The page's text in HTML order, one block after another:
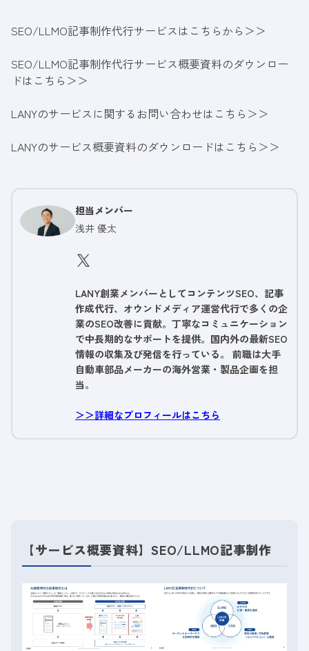
SEO/LLMO記事制作代行サービスはこちらから＞＞
SEO/LLMO記事制作代行サービス概要資料のダウンロー
ドはこちら＞＞
LANYのサービスに関するお問い合わせはこちら＞＞
LANYのサービス概要資料のダウンロードはこちら＞＞
担当メンバー
浅井 優太
LANY創業メンバーとしてコンテンツSEO、記事
作成代行、オウンドメディア運営代行で多くの企
業のSEO改善に貢献。丁寧なコミュニケーション
で中長期的なサポートを提供。国内外の最新SEO
情報の収集及び発信を行っている。 前職は大手
自動車部品メーカーの海外営業・製品企画を担
当。
＞＞詳細なプロフィールはこちら
【サービス概要資料】SEO/LLMO記事制作